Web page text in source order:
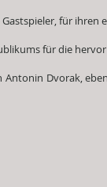
für ihren
für die
Antonin Dvorak,